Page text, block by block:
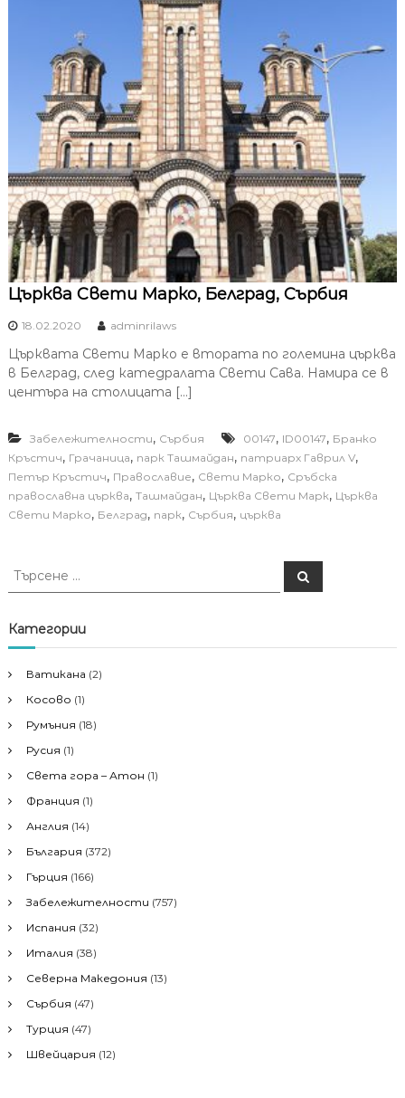
Църква Свети Марко, Белград, Сърбия
18.02.2020 adminrilaws
Църквата Свети Марко е втората по големина църква
в Белград, след катедралата Свети Сава. Намира се в
центъра на столицата […]
Забележителности, Сърбия 00147, ID00147, Бранко
Кръстич, Грачаница, парк Ташмайдан, патриарх Гаврил V,
Петър Кръстич, Православие, Свети Марко, Сръбска
православна църква, Ташмайдан, Църква Свети Марк, Църква
Свети Марко, Белград, парк, Сърбия, църква
Т
с
е
е
з
а
Т
ъ
е
Категории
Ватикана (2)
Косово (1)
Румъния (18)
Русия (1)
Света гора – Атон (1)
Франция (1)
Англия (14)
България (372)
Гърция (166)
Забележителности (757)
Испания (32)
Италия (38)
Северна Македония (13)
Сърбия (47)
Турция (47)
Швейцария (12)